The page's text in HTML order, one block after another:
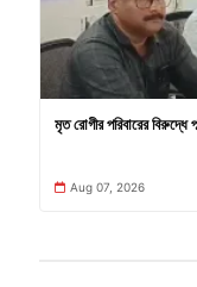
মৃত রোগীর পরিবারের বিরুদ্ধে
Aug 07, 2026